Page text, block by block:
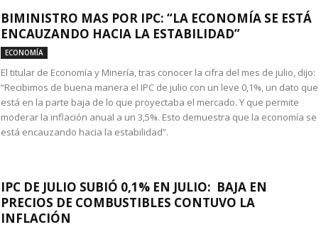
BIMINISTRO MAS POR IPC: “LA ECONOMÍA SE ESTÁ
ENCAUZANDO HACIA LA ESTABILIDAD”
ECONOMÍA
El titular de Economía y Minería, tras conocer la cifra del mes de julio, dijo:
“Recibimos de buena manera el IPC de julio con un leve 0,1%, un dato que
está en la parte baja de lo que proyectaba el mercado. Y que permite
moderar la inflación anual a un 3,5%. Esto demuestra que la economía se
está encauzando hacia la estabilidad”.
IPC DE JULIO SUBIÓ 0,1% EN JULIO: BAJA EN
PRECIOS DE COMBUSTIBLES CONTUVO LA
INFLACIÓN